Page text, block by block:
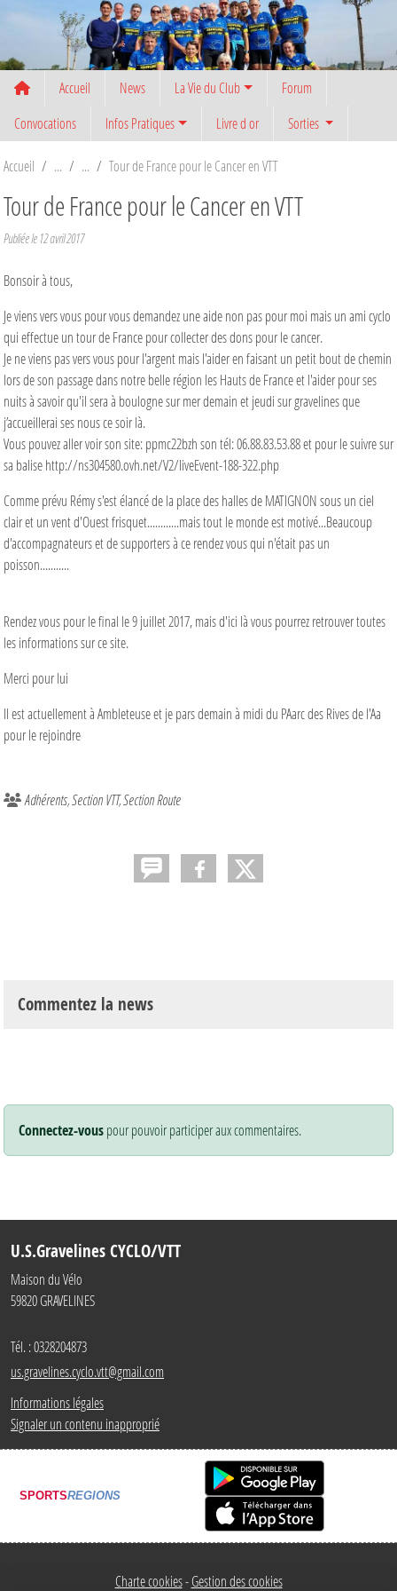
Accueil News La Vie du Club
Forum
Convocations
Infos Pratiques Livre d or Sorties
Accueil Tour de France pour le Cancer en VTT
Tour de France pour le Cancer en VTT
Publiée le 12 avril 2017
Bonsoir à tous,
Je viens vers vous pour vous demandez une aide non pas pour moi mais un ami cyclo
qui effectue un tour de France pour collecter des dons pour le cancer.
Je ne viens pas vers vous pour l'argent mais l'aider en faisant un petit bout de chemin
lors de son passage dans notre belle région les Hauts de France et l'aider pour ses
nuits à savoir qu'il sera à boulogne sur mer demain et jeudi sur gravelines que
j’accueillerai ses nous ce soir là.
Vous pouvez aller voir son site: ppmc22bzh son tél: 06.88.83.53.88 et pour le suivre sur
sa balise http://ns304580.ovh.net/V2/liveEvent-188-322.php
Comme prévu Rémy s'est élancé de la place des halles de MATIGNON sous un ciel
clair et un vent d'Ouest frisquet............mais tout le monde est motivé...Beaucoup
d'accompagnateurs et de supporters à ce rendez vous qui n'était pas un
poisson...........
Rendez vous pour le final le 9 juillet 2017, mais d'ici là vous pourrez retrouver toutes
les informations sur ce site.
Merci pour lui
Il est actuellement à Ambleteuse et je pars demain à midi du PAarc des Rives de l'Aa
pour le rejoindre
Adhérents Section VTT Section Route
Commentez la news
Connectez-vouspour pouvoir participer aux commentaires.
U.S.Gravelines CYCLO/VTT
Maison du Vélo
59820GRAVELINES
Tél. :0328204873
us.gravelines.cyclo.vtt@gmail.com
Informations légales
Signaler un contenu inapproprié
SPORTSREGIONS
Charte cookies Gestion des cookies
Panneau de gestion des cookies